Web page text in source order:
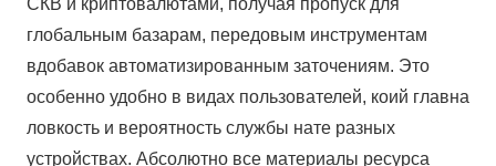
СКВ и криптовалютами, получая пропуск для
глобальным базарам, передовым инструментам
вдобавок автоматизированным заточениям. Это
особенно удобно в видах пользователей, коий главна
ловкость и вероятность службы нате разных
устройствах. Абсолютно все материалы ресурса